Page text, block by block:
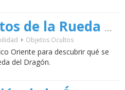
Los Secretos de la Rueda del Dragón
Objetos Ocultos
Oriente para descubrir qué se
del Dragón.